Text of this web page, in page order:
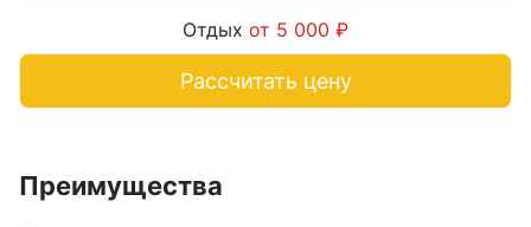
Отдых от 5 000 ₽
Рассчитать цену
Преимущества